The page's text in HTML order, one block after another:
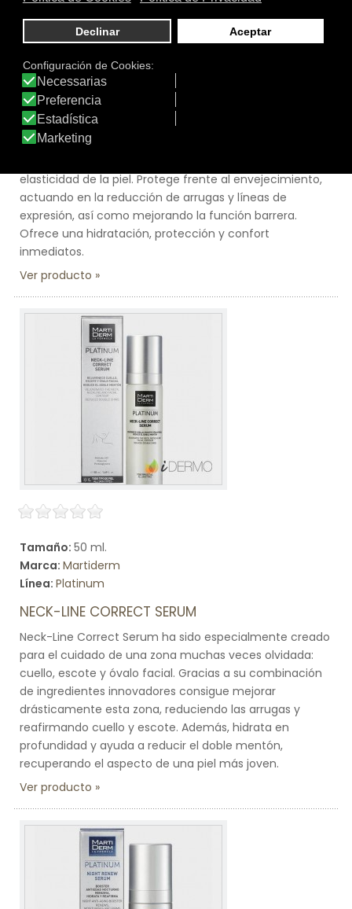
10 unidades
Línea:The Originals
MOISTURISING MASK - MASCARILLA
ANTIARRUGAS
La mascarilla Moisturising Mask es una mascarilla
elasticidad de la piel. Protege frente al envejecimiento,
actuando en la reducción de arrugas y líneas de
expresión, así como mejorando la función barrera.
Ofrece una hidratación, protección y confort
inmediatos.
Ver producto
Tamaño: 50 ml.
Marca: Martiderm
Línea: Platinum
NECK-LINE CORRECT SERUM
Neck-Line Correct Serum ha sido especialmente creado
para el cuidado de una zona muchas veces olvidada:
cuello, escote y óvalo facial. Gracias a su combinación
de ingredientes innovadores consigue mejorar
drásticamente esta zona, reduciendo las arrugas y
reafirmando cuello y escote. Además, hidrata en
profundidad y ayuda a reducir el doble mentón,
recuperando el aspecto de una piel más joven.
Ver producto